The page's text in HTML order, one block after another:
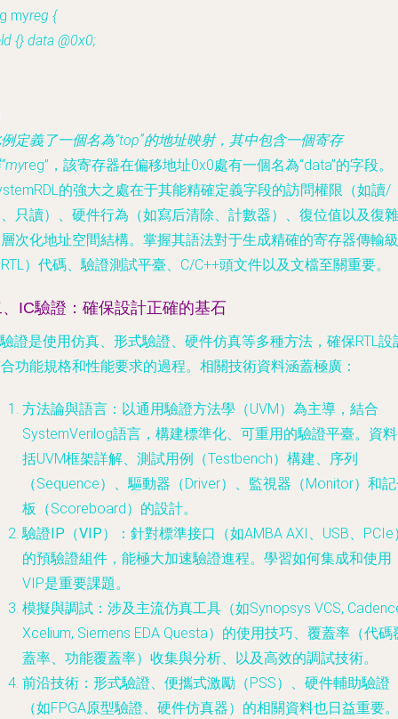
myreg {
{} data @0x0;
定義了一個名為“top”的地址映射，其中包含一個寄存
reg”，該寄存器在偏移地址0x0處有一個名為“data”的字段。
的強大之處在于其能精確定義字段的訪問權限（如讀/
只讀）、硬件行為（如寫后清除、計數器）、復位值以及復雜
次化地址空間結構。掌握其語法對于生成精確的寄存器傳輸級
）代碼、驗證測試平臺、C/C++頭文件以及文檔至關重要。
IC驗證：確保設計正確的基石
證是使用仿真、形式驗證、硬件仿真等多種方法，確保RTL設
功能規格和性能要求的過程。相關技術資料涵蓋極廣：
方法論與語言 ：以通用驗證方法學（UVM）為主導，結合
SystemVerilog語言，構建標準化、可重用的驗證平臺。資
括UVM框架詳解、測試用例（Testbench）構建、序列
（Sequence）、驅動器（Driver）、監視器（Monitor）和
板（Scoreboard）的設計。
驗證IP（VIP）
：針對標準接口（如AMBA AXI、USB、PCIe
的預驗證組件，能極大加速驗證進程。學習如何集成和使用
VIP是重要課題。
模擬與調試 ：涉及主流仿真工具（如Synopsys VCS,
Xcelium, Siemens EDA Questa）的使用技巧、覆蓋率（代碼
蓋率、功能覆蓋率）收集與分析、以及高效的調試技術。
前沿技術 ：形式驗證、便攜式激勵（PSS）、硬件輔助驗證
（如FPGA原型驗證、硬件仿真器）的相關資料也日益重要。